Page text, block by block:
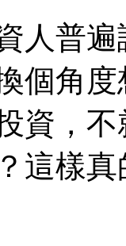
人普
個角
資，
這樣